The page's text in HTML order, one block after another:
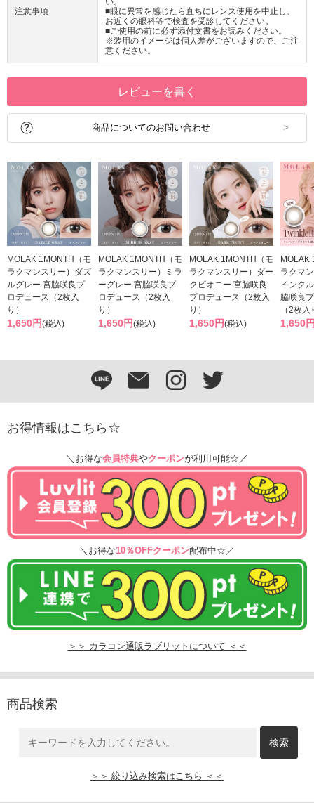
注意事項
■眼に異常を感じたら直ちにレンズ使用を中止し、
お近くの眼科等で検査を受診してください。
■ご使用の前に必ず添付文書をお読みください。
※装用のイメージは個人差がございますので、ご注
意ください。
レビューを書く
商品についてのお問い合わせ
MOLAK 1MONTH（モ
ラクマンスリー）ダズ
ルグレー 宮脇咲良プ
ロデュース（2枚入
り）
1,650円(税込)
MOLAK 1MONTH（モ
ラクマンスリー）ミラ
ーグレー 宮脇咲良プ
ロデュース（2枚入
り）
1,650円(税込)
MOLAK 1MONTH（モ
ラクマンスリー）ダー
クピオニー 宮脇咲良
プロデュース（2枚入
り）
1,650円(税込)
MOLAK
ラクマ
インク
脇咲良
（2枚入
1,650
お得情報はこちら☆
＼お得な会員特典やクーポンが利用可能☆／
＼お得な10％OFFクーポン配布中☆／
＞＞ カラコン通販ラブリットについて ＜＜
商品検索
＞＞ 絞り込み検索はこちら ＜＜